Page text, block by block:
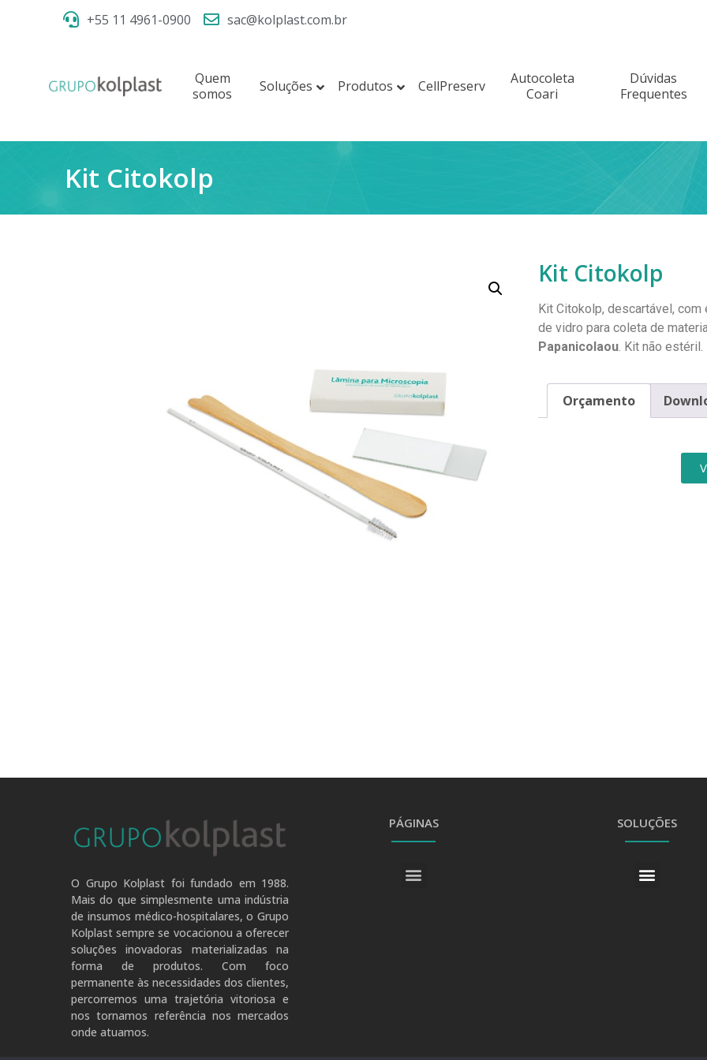
+55 11 4961-0900 sac@kolplast.com.br
Quem
somos
Soluções Produtos CellPreserv
Autocoleta
Coari
Dúvidas
Frequentes
Kit Citokolp
Kit Citokolp
Kit Citokolp, descartável,
de vidro para coleta de
Papanicolaou . Kit não estéril.
Orçamento
O Grupo Kolplast foi fundado em 1988.
Mais do que simplesmente uma indústria
de insumos médico-hospitalares, o Grupo
Kolplast sempre se vocacionou a oferecer
soluções inovadoras materializadas na
forma de produtos. Com foco
permanente às necessidades dos clientes,
percorremos uma trajetória vitoriosa e
nos tornamos referência nos mercados
onde atuamos.
PÁGINAS SOLUÇÕES